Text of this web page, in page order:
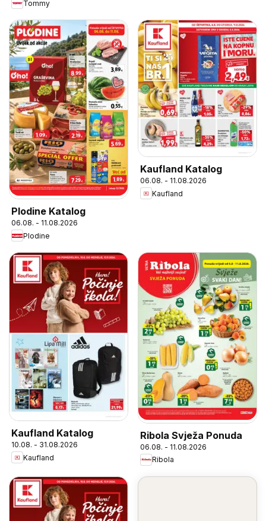
Tommy
Plodine Katalog
06.08. - 11.08.2026
Plodine
Kaufland Katalog
06.08. - 11.08.2026
Kaufland
Kaufland Katalog
10.08. - 31.08.2026
Kaufland
Ribola Svježa Ponuda
06.08. - 11.08.2026
Ribola